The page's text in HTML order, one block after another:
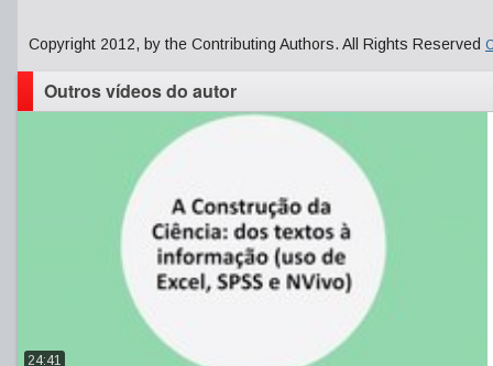
Copyright 2012, by the Contributing Authors. All Rights Reserved
Outros vídeos do autor
24:41